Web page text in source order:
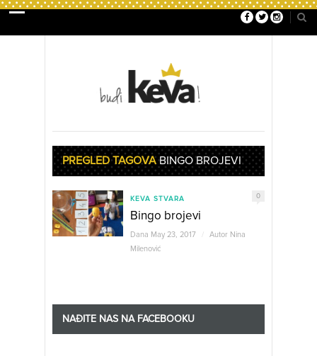
PREGLED TAGOVABINGO BROJEVI
KEVA STVARA 0
Bingo brojevi
Dana May 23, 2017 Autor Nina
Milenović
NAĐITE NAS NA FACEBOOKU